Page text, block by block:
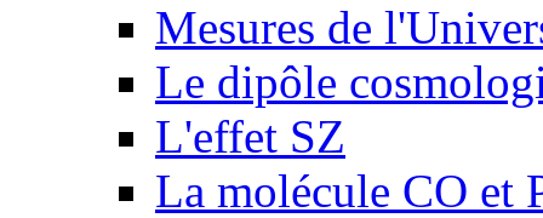
Mesures de
Le dipôle
L'effet SZ
La molécule CO et